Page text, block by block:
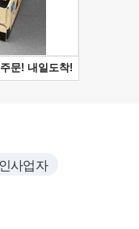
사업자